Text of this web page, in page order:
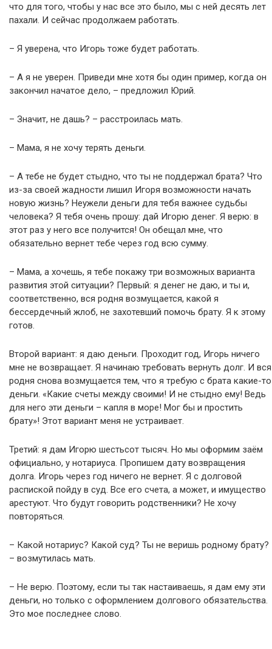
что для того, чтобы у нас все это было, мы с ней десять лет
пахали. И сейчас продолжаем работать.
– Я уверена, что Игорь тоже будет работать.
– А я не уверен. Приведи мне хотя бы один пример, когда он
закончил начатое дело, – предложил Юрий.
– Значит, не дашь? – расстроилась мать.
– Мама, я не хочу терять деньги.
– А тебе не будет стыдно, что ты не поддержал брата? Что
из-за своей жадности лишил Игоря возможности начать
новую жизнь? Неужели деньги для тебя важнее судьбы
человека? Я тебя очень прошу: дай Игорю денег. Я верю: в
этот раз у него все получится! Он обещал мне, что
обязательно вернет тебе через год всю сумму.
– Мама, а хочешь, я тебе покажу три возможных варианта
развития этой ситуации? Первый: я денег не даю, и ты и,
соответственно, вся родня возмущается, какой я
бессердечный жлoб, не захотевший помочь брату. Я к этому
готов.
Второй вариант: я даю деньги. Проходит год, Игорь ничего
мне не возвращает. Я начинаю требовать вернуть долг. И вся
родня снова возмущается тем, что я требую с брата какие-то
деньги. «Какие счеты между своими! И не стыдно ему! Ведь
для него эти деньги – капля в море! Мог бы и простить
брату»! Этот вариант меня не устраивает.
Третий: я дам Игорю шестьсот тысяч. Но мы оформим заём
официально, у нотариуса. Пропишем дату возвращения
долга. Игорь через год ничего не вернет. Я с долговой
распиской пойду в суд. Все его счета, а может, и имущество
арестуют. Что будут говорить родственники? Не хочу
повторяться.
– Какой нотариус? Какой суд? Ты не веришь родному брату?
– возмутилась мать.
– Не верю. Поэтому, если ты так настаиваешь, я дам ему эти
деньги, но только с оформлением долгового обязательства.
Это мое последнее слово.